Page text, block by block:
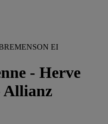
EI
- Herve
Allianz